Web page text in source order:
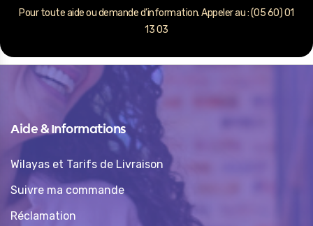
Pour toute aide ou demande d’information. Appeler au : (05 60) 01
13 03
Aide & Informations
Wilayas et Tarifs de Livraison
Suivre ma commande
Réclamation